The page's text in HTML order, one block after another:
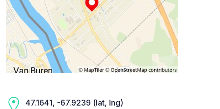
47.1641, -67.9239 (lat, lng)